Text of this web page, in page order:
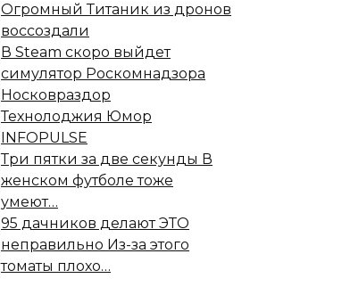
Огромный Титаник из дронов
воссоздали
В Steam скоро выйдет
симулятор Роскомнадзора
Носковраздор
Технолоджия Юмор
INFOPULSE
Три пятки за две секунды В
женском футболе тоже
умеют…
95 дачников делают ЭТО
неправильно Из-за этого
томаты плохо…